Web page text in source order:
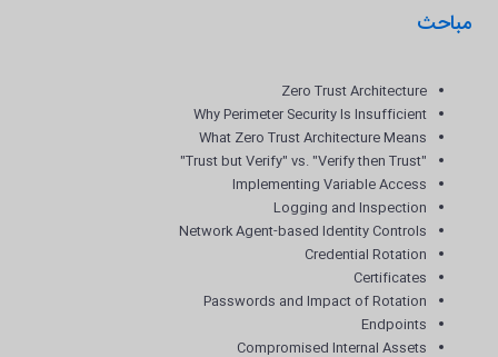
مباحث
Zero Trust Architecture
Why Perimeter Security Is Insufficient
What Zero Trust Architecture Means
"Trust but Verify" vs. "Verify then Trust"
Implementing Variable Access
Logging and Inspection
Network Agent-based Identity Controls
Credential Rotation
Certificates
Passwords and Impact of Rotation
Endpoints
Compromised Internal Assets